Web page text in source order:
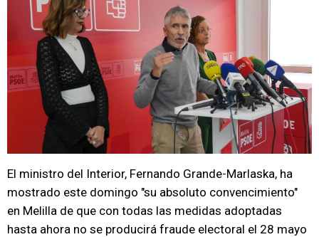
El ministro del Interior, Fernando Grande-Marlaska, ha
mostrado este domingo "su absoluto convencimiento"
en Melilla de que con todas las medidas adoptadas
hasta ahora no se producirá fraude electoral el 28 mayo